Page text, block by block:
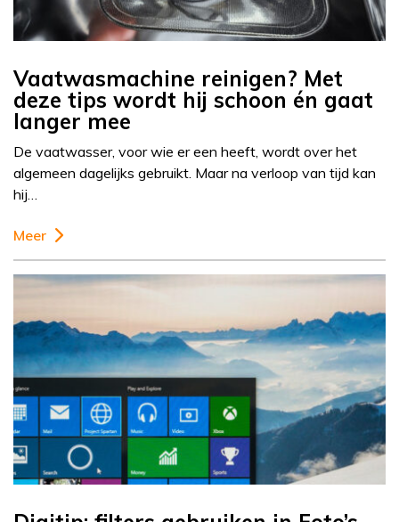
Vaatwasmachine reinigen? Met
deze tips wordt hij schoon én gaat
langer mee
De vaatwasser, voor wie er een heeft, wordt over het
algemeen dagelijks gebruikt. Maar na verloop van tijd kan
hij…
Meer